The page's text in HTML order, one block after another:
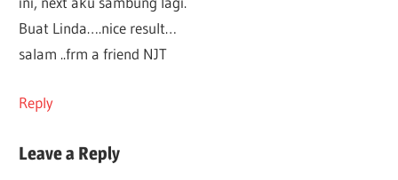
Buat Linda….nice result…
salam ..frm a friend NJT
Reply
Leave a Reply